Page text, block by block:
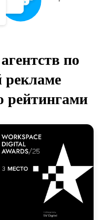
по
рекламе
рейтингами